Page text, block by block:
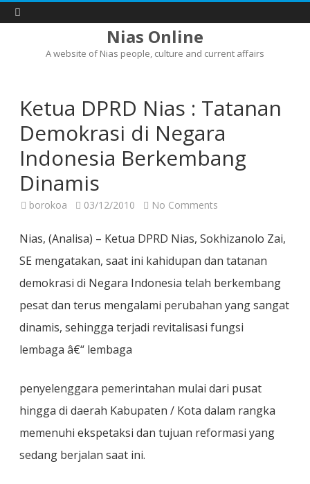
Nias Online
A website of Nias people, culture and current affairs
Ketua DPRD Nias : Tatanan
Demokrasi di Negara
Indonesia Berkembang
Dinamis
borokoa 03/12/2010 No Comments
Nias
:
Demokrasi
Negara
Indonesia
Berkembang
Dinamis
Nias, (Analisa) – Ketua DPRD Nias, Sokhizanolo Zai,
SE mengatakan, saat ini kahidupan dan tatanan
demokrasi di Negara Indonesia telah berkembang
pesat dan terus mengalami perubahan yang sangat
dinamis, sehingga terjadi revitalisasi fungsi
lembaga â€“ lembaga
penyelenggara pemerintahan mulai dari pusat
hingga di daerah Kabupaten / Kota dalam rangka
memenuhi ekspetaksi dan tujuan reformasi yang
sedang berjalan saat ini.